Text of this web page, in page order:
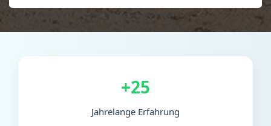
+25
Jahrelange Erfahrung